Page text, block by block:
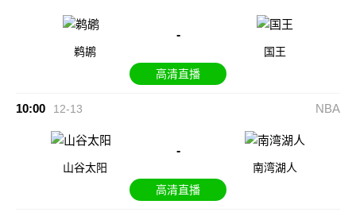
鹈鹕
-
国王
高清直播
10:00 12-13 NBA
山谷太阳
-
南湾湖人
高清直播